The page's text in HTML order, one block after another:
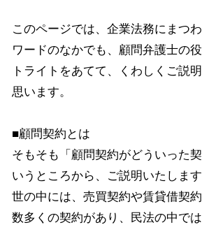
このページでは、企業法務にまつ
ワードのなかでも、顧問弁護士の
トライトをあてて、くわしくご説
思います。
■顧問契約とは
そもそも「顧問契約がどういった
いうところから、ご説明いたします
世の中には、売買契約や賃貸借契
数多くの契約があり、民法の中で